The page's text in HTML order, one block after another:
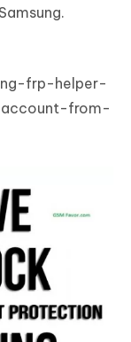
frp-helper-
from-